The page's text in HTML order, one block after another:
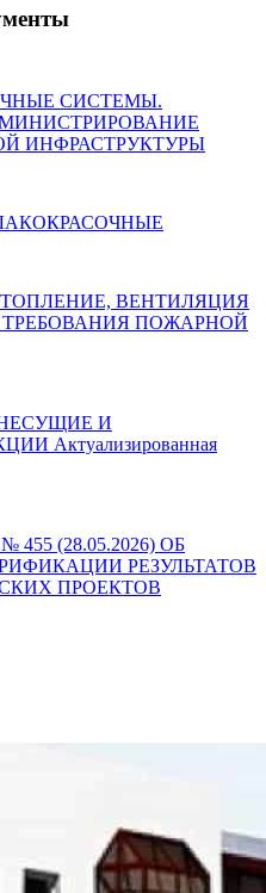
СИСТЕМЫ.
ИНФРАСТРУКТУРЫ
ОТОПЛЕНИЕ, ВЕНТИЛЯЦИЯ
ПОЖАРНОЙ
НЕСУЩИЕ И
Актуализированная
№ 455 (28.05.2026) ОБ
РЕЗУЛЬТАТОВ
ПРОЕКТОВ